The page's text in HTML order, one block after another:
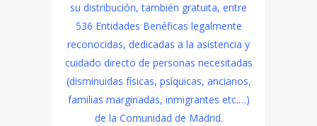
su distribución, también gratuita, entre
536 Entidades Benéficas legalmente
reconocidas, dedicadas a la asistencia y
cuidado directo de personas necesitadas
(disminuidas físicas, psíquicas, ancianos,
familias marginadas, inmigrantes etc.…)
de la Comunidad de Madrid.